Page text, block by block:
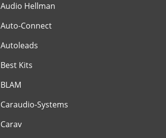
Audio Hellman
Auto-Connect
Autoleads
Best Kits
BLAM
Caraudio-Systems
Carav